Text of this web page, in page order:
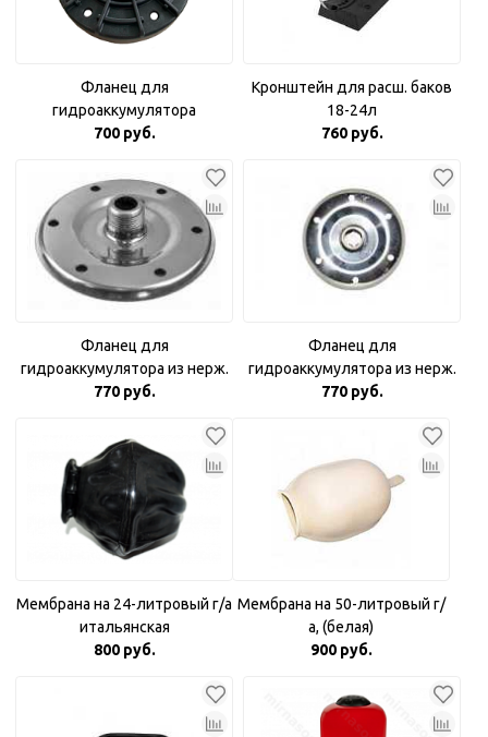
Фланец для
гидроаккумулятора
пластиковый 1"
700 руб.
Кронштейн для расш. баков
18-24л
760 руб.
Фланец для
гидроаккумулятора из нерж.
стали 3/4"
770 руб.
Фланец для
гидроаккумулятора из нерж.
стали 1"
770 руб.
Мембрана на 24-литровый г/а
итальянская
800 руб.
Мембрана на 50-литровый г/
а, (белая)
900 руб.